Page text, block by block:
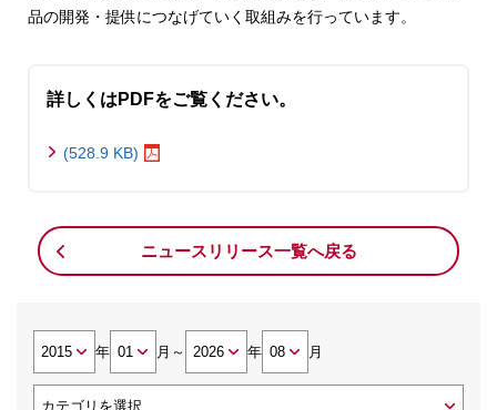
品の開発・提供につなげていく取組みを行っています。
詳しくはPDFをご覧ください。
(528.9 KB)
ニュースリリース一覧へ戻る
年 月 ～ 年 月